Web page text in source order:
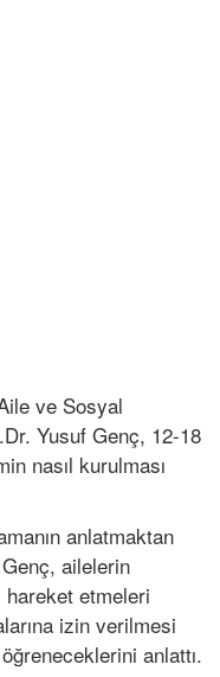
ve Sosyal
Yusuf Genç, 12-18
nasıl kurulması
anlatmaktan
ailelerin
hareket etmeleri
izin verilmesi
anlattı.